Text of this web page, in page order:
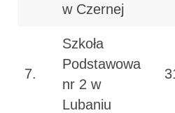
w Czernej
7.
Szkoła
Podstawowa
nr 2 w
Lubaniu